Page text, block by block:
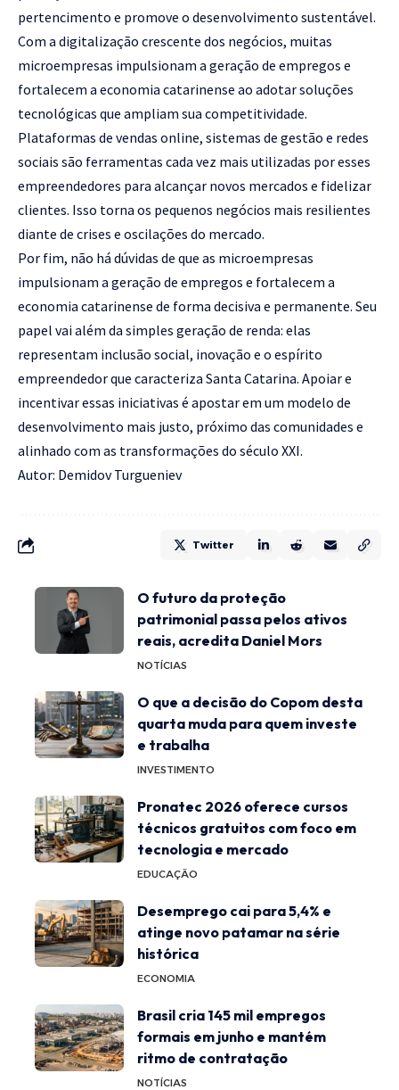
pertencimento e promove o desenvolvimento sustentável.
Com a digitalização crescente dos negócios, muitas
microempresas impulsionam a geração de empregos e
fortalecem a economia catarinense ao adotar soluções
tecnológicas que ampliam sua competitividade.
Plataformas de vendas online, sistemas de gestão e redes
sociais são ferramentas cada vez mais utilizadas por esses
empreendedores para alcançar novos mercados e fidelizar
clientes. Isso torna os pequenos negócios mais resilientes
diante de crises e oscilações do mercado.
Por fim, não há dúvidas de que as microempresas
impulsionam a geração de empregos e fortalecem a
economia catarinense de forma decisiva e permanente. Seu
papel vai além da simples geração de renda: elas
representam inclusão social, inovação e o espírito
empreendedor que caracteriza Santa Catarina. Apoiar e
incentivar essas iniciativas é apostar em um modelo de
desenvolvimento mais justo, próximo das comunidades e
alinhado com as transformações do século XXI.
Autor: Demidov Turgueniev
Twitter
O futuro da proteção
patrimonial passa pelos ativos
reais, acredita Daniel Mors
NOTÍCIAS
O que a decisão do Copom desta
quarta muda para quem investe
e trabalha
INVESTIMENTO
Pronatec 2026 oferece cursos
técnicos gratuitos com foco em
tecnologia e mercado
EDUCAÇÃO
Desemprego cai para 5,4% e
atinge novo patamar na série
histórica
ECONOMIA
Brasil cria 145 mil empregos
formais em junho e mantém
ritmo de contratação
NOTÍCIAS